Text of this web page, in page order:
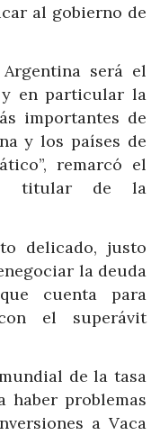
al gobierno de
será el
y en particular la
importantes de
y los países de
remarcó el
titular de la
delicado, justo
la deuda
cuenta para
el superávit
de la tasa
haber problemas
a Vaca